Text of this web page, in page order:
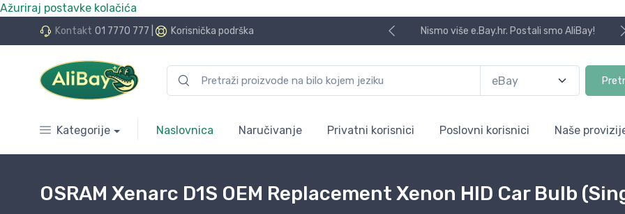
Ažuriraj postavke kolačića
Kontakt 01 7770 777 Korisnička podrška
24 rate bez kamata Nismo više e.Bay.hr. Postali smo AliBay!
Kategorije Naslovnica Naručivanje Privatni korisnici Poslovni korisnici Naše
OSRAM Xenarc D1S OEM Replacement Xenon HID Car Bulb